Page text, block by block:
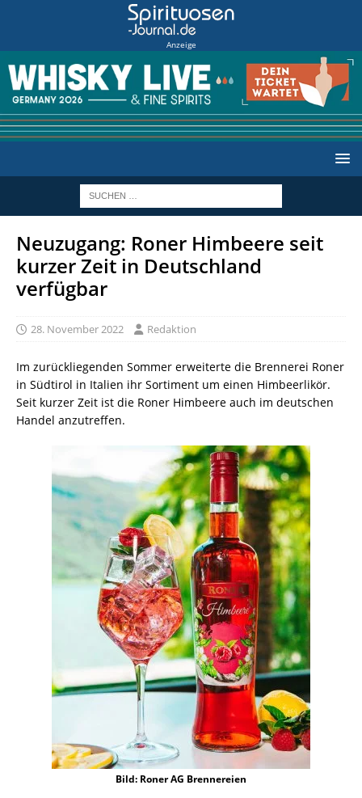
Anzeige
Neuzugang: Roner Himbeere seit
kurzer Zeit in Deutschland
verfügbar
28. November 2022 Redaktion
Im zurückliegenden Sommer erweiterte die Brennerei Roner
in Südtirol in Italien ihr Sortiment um einen Himbeerlikör.
Seit kurzer Zeit ist die Roner Himbeere auch im deutschen
Handel anzutreffen.
Bild: Roner AG Brennereien